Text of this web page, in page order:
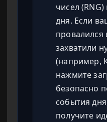
чисел
дня. Если
провалился
захватили
(например,
нажмите
безопасно
события
получите